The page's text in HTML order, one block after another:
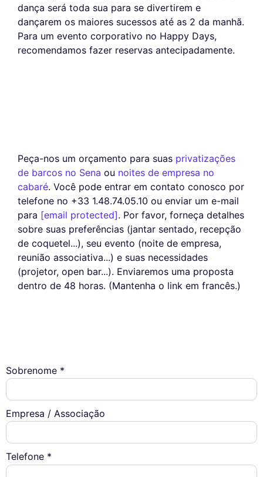
dança será toda sua para se divertirem e
dançarem os maiores sucessos até as 2 da manhã.
Para um evento corporativo no Happy Days,
recomendamos fazer reservas antecipadamente.
Peça-nos um orçamento para suas privatizações
de barcos no Sena ou noites de empresa no
cabaré. Você pode entrar em contato conosco por
telefone no +33 1.48.74.05.10 ou enviar um e-mail
para [email protected]. Por favor, forneça detalhes
sobre suas preferências (jantar sentado, recepção
de coquetel...), seu evento (noite de empresa,
reunião associativa...) e suas necessidades
(projetor, open bar...). Enviaremos uma proposta
dentro de 48 horas. (Mantenha o link em francês.)
Sobrenome *
Empresa / Associação
Telefone *